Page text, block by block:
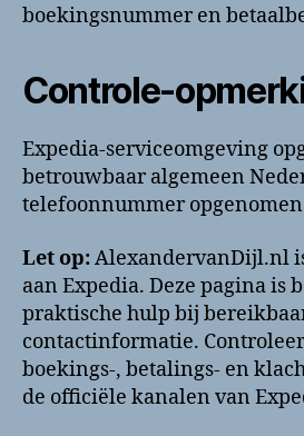
boekingsnummer en
Controle-
Expedia-serviceomgeving
betrouwbaar algemeen
telefoonnummer
Let op:AlexandervanDijl.nl
aan Expedia. Deze pagina is
praktische hulp bij
contactinformatie.
boekings-, betalings- en
de officiële kanalen van